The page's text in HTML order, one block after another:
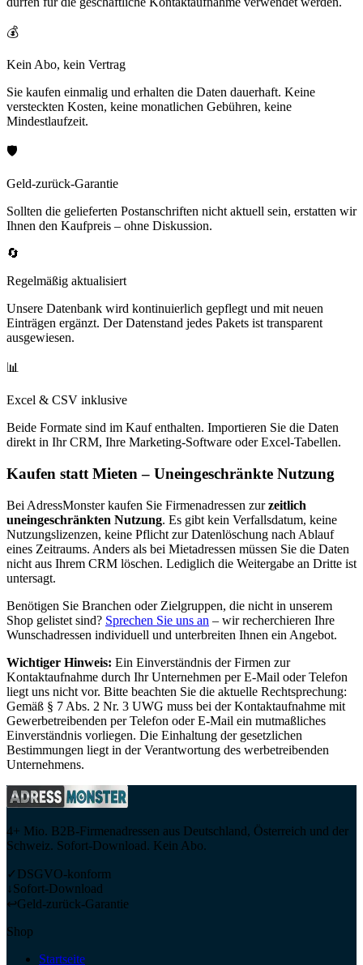
💰
Kein Abo, kein Vertrag
Sie kaufen einmalig und erhalten die Daten dauerhaft. Keine
versteckten Kosten, keine monatlichen Gebühren, keine
Mindestlaufzeit.
🛡️
Geld-zurück-Garantie
Sollten die gelieferten Postanschriften nicht aktuell sein, erstatten wir
Ihnen den Kaufpreis – ohne Diskussion.
🔄
Regelmäßig aktualisiert
Unsere Datenbank wird kontinuierlich gepflegt und mit neuen
Einträgen ergänzt. Der Datenstand jedes Pakets ist transparent
ausgewiesen.
📊
Excel & CSV inklusive
Beide Formate sind im Kauf enthalten. Importieren Sie die Daten
direkt in Ihr CRM, Ihre Marketing-Software oder Excel-Tabellen.
Kaufen statt Mieten – Uneingeschränkte Nutzung
Bei AdressMonster kaufen Sie Firmenadressen zur zeitlich
uneingeschränkten Nutzung. Es gibt kein Verfallsdatum, keine
Nutzungslizenzen, keine Pflicht zur Datenlöschung nach Ablauf
eines Zeitraums. Anders als bei Mietadressen müssen Sie die Daten
nicht aus Ihrem CRM löschen. Lediglich die Weitergabe an Dritte ist
untersagt.
Benötigen Sie Branchen oder Zielgruppen, die nicht in unserem
Shop gelistet sind? Sprechen Sie uns an – wir recherchieren Ihre
Wunschadressen individuell und unterbreiten Ihnen ein Angebot.
Wichtiger Hinweis: Ein Einverständnis der Firmen zur
Kontaktaufnahme durch Ihr Unternehmen per E-Mail oder Telefon
liegt uns nicht vor. Bitte beachten Sie die aktuelle Rechtsprechung:
Gemäß § 7 Abs. 2 Nr. 3 UWG muss bei der Kontaktaufnahme mit
Gewerbetreibenden per Telefon oder E-Mail ein mutmaßliches
Einverständnis vorliegen. Die Einhaltung der gesetzlichen
Bestimmungen liegt in der Verantwortung des werbetreibenden
Unternehmens.
4+ Mio. B2B-Firmenadressen aus Deutschland, Österreich und der
Schweiz. Sofort-Download. Kein Abo.
✓ DSGVO-konform
↓Sofort-Download
↩Geld-zurück-Garantie
Shop
Startseite